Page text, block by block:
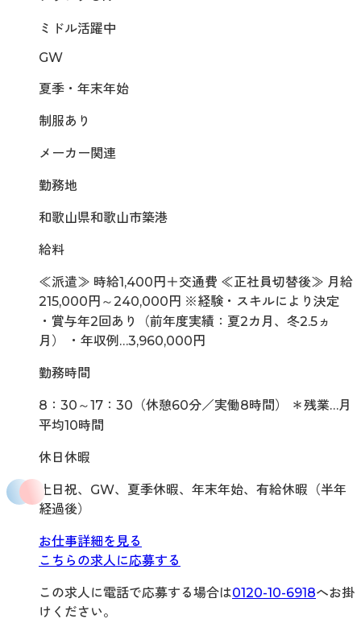
ミドル活躍中
GW
夏季・年末年始
制服あり
メーカー関連
勤務地
和歌山県和歌山市築港
給料
≪派遣≫ 時給1,400円＋交通費 ≪正社員切替後≫ 月給
215,000円～240,000円 ※経験・スキルにより決定
・賞与年2回あり（前年度実績：夏2カ月、冬2.5ヵ
月） ・年収例…3,960,000円
勤務時間
8：30～17：30（休憩60分／実働8時間） ＊残業…月
平均10時間
休日休暇
土日祝、GW、夏季休暇、年末年始、有給休暇（半年
経過後）
お仕事詳細を見る
こちらの求人に応募する
この求人に電話で応募する場合は0120-10-6918へお掛
けください。